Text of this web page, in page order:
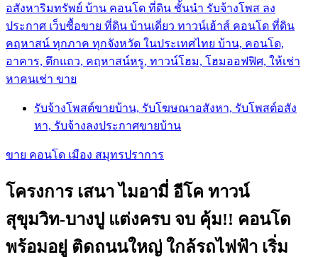
อสังหาริมทรัพย์ บ้าน คอนโด ที่ดิน ชั้นนำ รับจ้างโพส ลง
ประกาศ เว็บซื้อขาย ที่ดิน บ้านเดี่ยว ทาวน์เฮ้าส์ คอนโด ที่ดิน
คฤหาสน์ ทุกภาค ทุกจังหวัด ในประเทศไทย บ้าน, คอนโด,
อาคาร, ตึกแถว, คฤหาสน์หรู, ทาวน์โฮม, โฮมออฟฟิศ, ให้เช่า
หาคนเช่า ขาย
รับจ้างโพสต์ขายบ้าน, รับโฆษณาอสังหา, รับโพสต์อสัง
หา, รับจ้างลงประกาศขายบ้าน
ขาย คอนโด เมือง สมุทรปราการ
โครงการ เสนา ไมอามี่ อีโค ทาวน์
สุขุมวิท-บางปู แต่งครบ จบ คุ้ม!! คอนโด
พร้อมอยู่ ติดถนนใหญ่ ใกล้รถไฟฟ้า เริ่ม